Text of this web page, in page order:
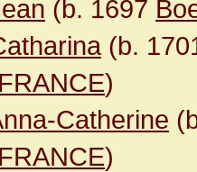
(b. 1697
(b.
)
Catherine
)